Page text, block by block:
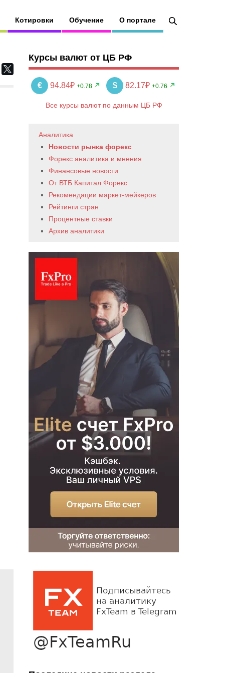
Котировки Обучение О портале
Курсы валют от ЦБ РФ
€ 94.84₽ +0.78 $ 82.17₽ +0.76
Все курсы валют по данным ЦБ РФ
Аналитика
Новости рынка форекс
Форекс аналитика и мнения
Финансовые новости
От ВТБ Капитал Форекс
Рекомендации маркет-мейкеров
Рейтинги стран
Процентные ставки
Архив аналитики